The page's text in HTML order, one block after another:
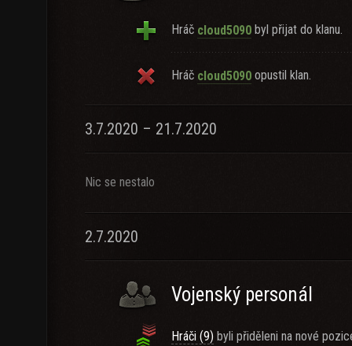
Hráč cloud5090 byl přijat do klanu.
Hráč cloud5090 opustil klan.
3.7.2020 – 21.7.2020
Nic se nestalo
2.7.2020
Vojenský personál
Hráči (9) byli přiděleni na nové